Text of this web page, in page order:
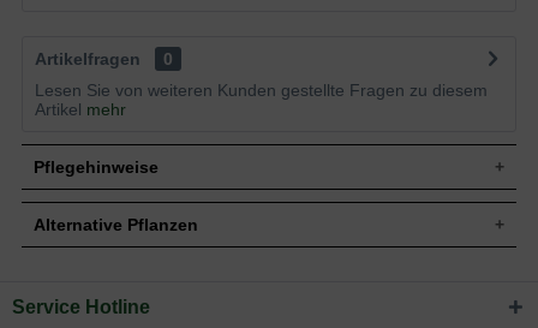
Artikelfragen
0
Lesen Sie von weiteren Kunden gestellte Fragen zu diesem
Artikel mehr
Pflegehinweise
Pflanz- und Pflegetipps Cytisus praecox 'Allgold'
Alternative Pflanzen
Sie suchen eine Alternative?
Service Hotline